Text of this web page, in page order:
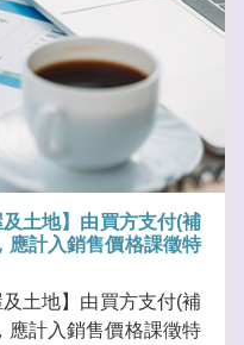
土地】由買方支付(補
應計入銷售價格課徵特
土地】由買方支付(補
應計入銷售價格課徵特